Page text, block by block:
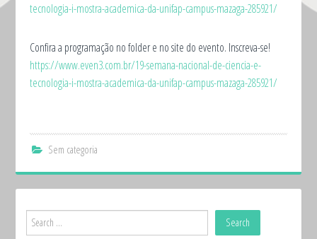
tecnologia-i-mostra-academica-da-unifap-campus-mazaga-285921/
Confira a programação no folder e no site do evento. Inscreva-se!
https://www.even3.com.br/19-semana-nacional-de-ciencia-e-
tecnologia-i-mostra-academica-da-unifap-campus-mazaga-285921/
Sem categoria